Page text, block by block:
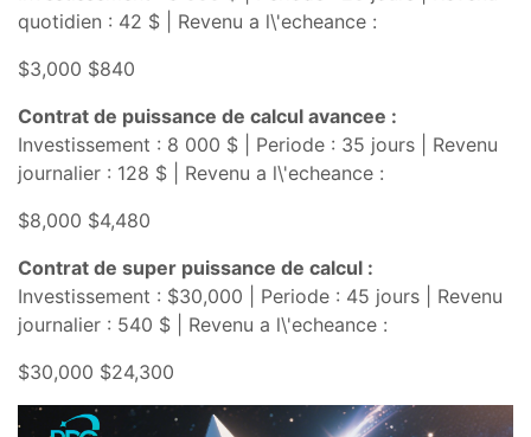
quotidien : 42 $ | Revenu a l\'echeance :
$3,000 $840
Contrat de puissance de calcul avancee :
Investissement : 8 000 $ | Periode : 35 jours | Revenu
journalier : 128 $ | Revenu a l\'echeance :
$8,000 $4,480
Contrat de super puissance de calcul :
Investissement : $30,000 | Periode : 45 jours | Revenu
journalier : 540 $ | Revenu a l\'echeance :
$30,000 $24,300